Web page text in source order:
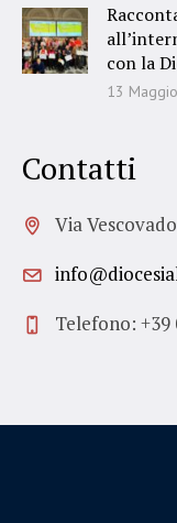
con la
13
Contatti
Via
Telefono: +39